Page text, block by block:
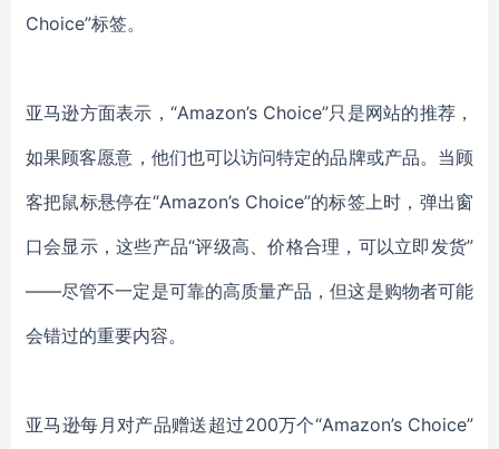
Choice”标签。
亚马逊方面表示，“Amazon’s Choice”只是网站的推荐，
如果顾客愿意，他们也可以访问特定的品牌或产品。当顾
客把鼠标悬停在“Amazon’s Choice”的标签上时，弹出窗
口会显示，这些产品“评级高、价格合理，可以立即发货”
——尽管不一定是可靠的高质量产品，但这是购物者可能
会错过的重要内容。
亚马逊每月对产品赠送超过200万个“Amazon’s Choice”